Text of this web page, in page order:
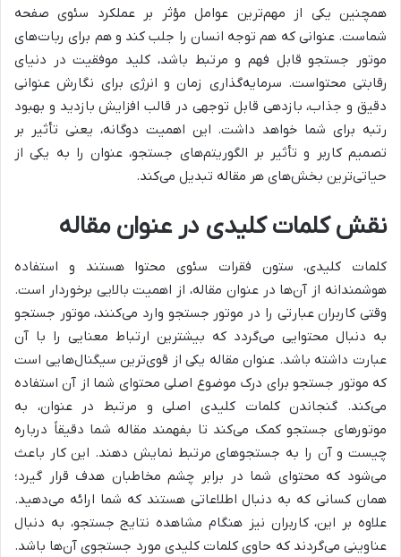
همچنین یکی از مهم‌ترین عوامل مؤثر بر عملکرد سئوی صفحه
شماست. عنوانی که هم توجه انسان را جلب کند و هم برای ربات‌های
موتور جستجو قابل فهم و مرتبط باشد، کلید موفقیت در دنیای
رقابتی محتواست. سرمایه‌گذاری زمان و انرژی برای نگارش عنوانی
دقیق و جذاب، بازدهی قابل توجهی در قالب افزایش بازدید و بهبود
رتبه برای شما خواهد داشت. این اهمیت دوگانه، یعنی تأثیر بر
تصمیم کاربر و تأثیر بر الگوریتم‌های جستجو، عنوان را به یکی از
حیاتی‌ترین بخش‌های هر مقاله تبدیل می‌کند.
نقش کلمات کلیدی در عنوان مقاله
کلمات کلیدی، ستون فقرات سئوی محتوا هستند و استفاده
هوشمندانه از آن‌ها در عنوان مقاله، از اهمیت بالایی برخوردار است.
وقتی کاربران عبارتی را در موتور جستجو وارد می‌کنند، موتور جستجو
به دنبال محتوایی می‌گردد که بیشترین ارتباط معنایی را با آن
عبارت داشته باشد. عنوان مقاله یکی از قوی‌ترین سیگنال‌هایی است
که موتور جستجو برای درک موضوع اصلی محتوای شما از آن استفاده
می‌کند. گنجاندن کلمات کلیدی اصلی و مرتبط در عنوان، به
موتورهای جستجو کمک می‌کند تا بفهمند مقاله شما دقیقاً درباره
چیست و آن را به جستجوهای مرتبط نمایش دهند. این کار باعث
می‌شود که محتوای شما در برابر چشم مخاطبان هدف قرار گیرد؛
همان کسانی که به دنبال اطلاعاتی هستند که شما ارائه می‌دهید.
علاوه بر این، کاربران نیز هنگام مشاهده نتایج جستجو، به دنبال
عناوینی می‌گردند که حاوی کلمات کلیدی مورد جستجوی آن‌ها باشد.